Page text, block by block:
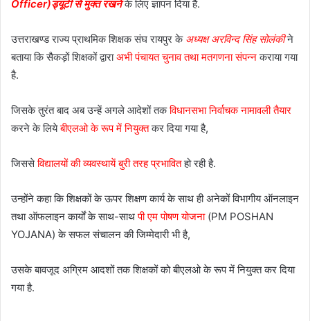
Officer)ड्यूटी से मुक्त रखनेके लिए ज्ञापन दिया है.
उत्तराखण्ड राज्य प्राथमिक शिक्षक संघ रायपुर के अध्यक्ष अरविन्द सिंह सोलंकीने
बताया कि सैकड़ों शिक्षकों द्वाराअभी पंचायत चुनाव तथा मतगणना संपन्नकराया गया
है.
जिसके तुरंत बाद अब उन्हें अगले आदेशों तकविधानसभा निर्वाचक नामावली तैयार
करने के लियेबीएलओ के रूप में नियुक्तकर दिया गया है,
जिससेविद्यालयों की व्यवस्थायें बुरी तरह प्रभावितहो रही है.
उन्होंने कहा कि शिक्षकों के ऊपर शिक्षण कार्य के साथ ही अनेकों विभागीय ऑनलाइन
तथा ऑफलाइन कार्यों के साथ-साथपी एम पोषण योजना(PM POSHAN
YOJANA) के सफल संचालन की जिम्मेदारी भी है,
उसके बावजूद अग्रिम आदशों तक शिक्षकों को बीएलओ के रूप में नियुक्त कर दिया
गया है.